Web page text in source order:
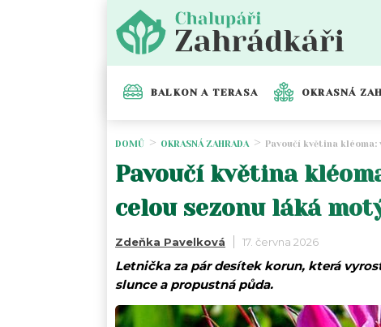
BALKON A TERASA OKRASNÁ
DOMŮ OKRASNÁ ZAHRADA Pavoučí květina
Pavoučí květina
celou sezonu láká
Zdeňka Pavelková 17. června 2026
Letnička za pár desítek korun, která
slunce a propustná půda.